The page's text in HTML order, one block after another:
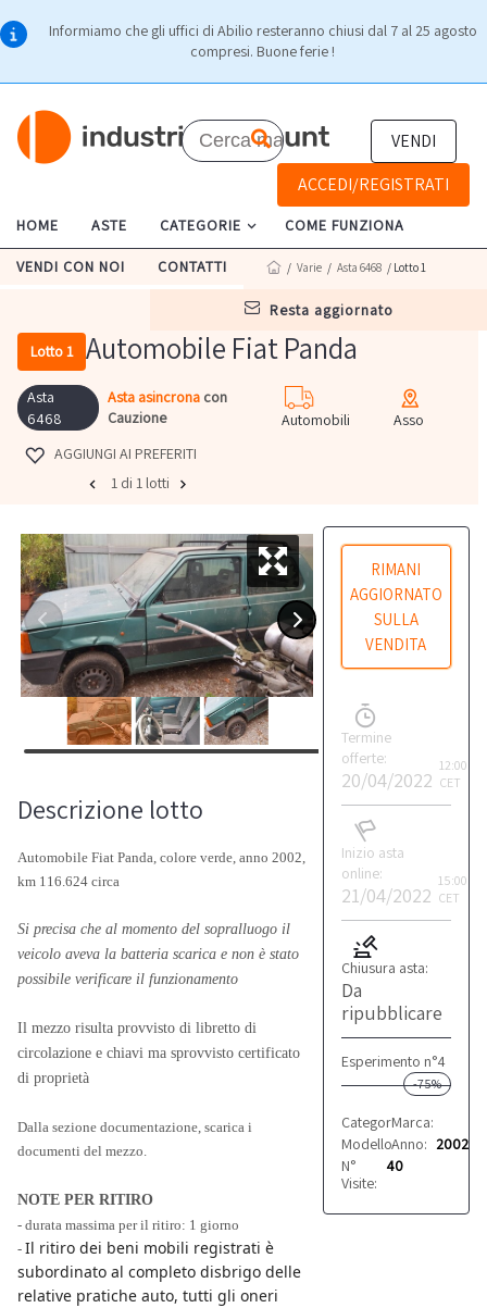
Informiamo che gli uffici di Abilio resteranno chiusi dal 7 al 25 agosto
compresi. Buone ferie !
VENDI
ACCEDI/REGISTRATI
HOME ASTE CATEGORIE COME FUNZIONA
VENDI CON NOI CONTATTI
resta aggiornato
/ Varie / Asta 6468 / Lotto 1
Lotto 1 Automobile Fiat Panda
Asta
6468
Asta asincrona con
Cauzione
Automobili
Asso
AGGIUNGI AI PREFERITI
1 di 1 lotti
RIMANI
AGGIORNATO
SULLA
VENDITA
Termine
offerte:
20/04/2022
12:00
CET
Inizio asta
online:
21/04/2022
15:00
CET
Chiusura asta:
Da
ripubblicare
Esperimento n°4
-75%
Categoria: Automobili
Marca:
Modello: Panda
Anno: 2002
N°
Visite:
40
Descrizione lotto
Automobile Fiat Panda, colore verde, anno 2002,
km 116.624 circa
Si precisa che al momento del sopralluogo il
veicolo aveva la batteria scarica e non è stato
possibile verificare il funzionamento
Il mezzo risulta provvisto di libretto di
circolazione e chiavi ma sprovvisto certificato
di proprietà
Dalla sezione documentazione, scarica i
documenti del mezzo.
NOTE PER RITIRO
- durata massima per il ritiro: 1 giorno
- Il ritiro dei beni mobili registrati è
subordinato al completo disbrigo delle
relative pratiche auto, tutti gli oneri